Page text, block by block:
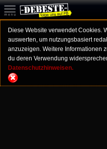
Diese Website verwendet Cookies.
auswerten, um nutzungsbasiert
anzuzeigen. Weitere Informationen
du deren Verwendung
Datenschutzhinweisen.